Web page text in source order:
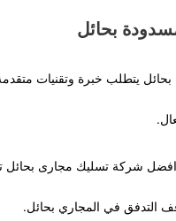
بحائل
بحائل يتطلب خبرة وتقنيات
شركة تسليك مجارى بحائل
التدفق في المجاري بحائل.